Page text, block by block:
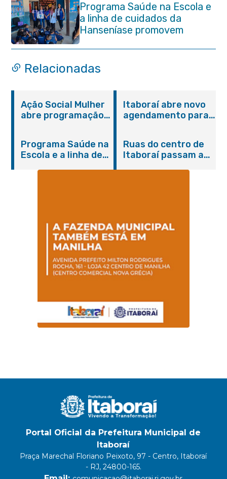
Programa Saúde na Escola e
a linha de cuidados da
Hanseníase promovem
conscientização sobre
hanseníase na E.M Adelaide
de Magalhães Seabra
Relacionadas
Ação Social Mulher
abre programação
serviços gratuitos e
orientações
Itaboraí abre novo
agendamento para
Programa Saúde na
Escola e a linha de
Magalhães Seabra
Ruas do centro de
Itaboraí passam a
Portal Oficial da Prefeitura Municipal de
Itaboraí
Praça Marechal Floriano Peixoto, 97 - Centro, Itaboraí
- RJ, 24800-165.